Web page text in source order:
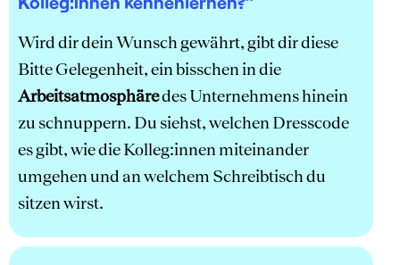
Wird dir dein Wunsch gewährt, gibt dir diese
Bitte Gelegenheit, ein bisschen in die
Arbeitsatmosphäredes Unternehmens hinein
zu schnuppern. Du siehst, welchen Dresscode
es gibt, wie die Kolleg:innen miteinander
umgehen und an welchem Schreibtisch du
sitzen wirst.